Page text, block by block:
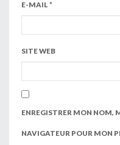
E-MAIL *
SITE WEB
ENREGISTRER MON NOM,
NAVIGATEUR POUR MON